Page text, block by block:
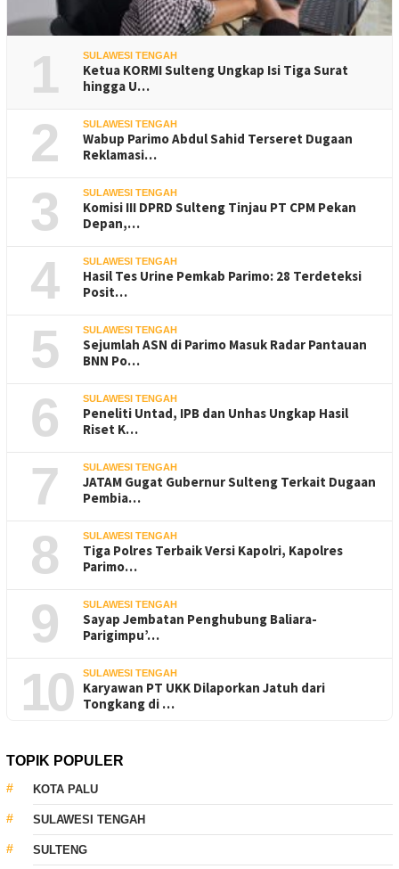
1 SULAWESI TENGAH
Ketua KORMI Sulteng Ungkap Isi Tiga Surat
hingga U…
2 SULAWESI TENGAH
Wabup Parimo Abdul Sahid Terseret Dugaan
Reklamasi…
3 SULAWESI TENGAH
Komisi III DPRD Sulteng Tinjau PT CPM Pekan
Depan,…
4 SULAWESI TENGAH
Hasil Tes Urine Pemkab Parimo: 28 Terdeteksi
Posit…
5 SULAWESI TENGAH
Sejumlah ASN di Parimo Masuk Radar Pantauan
BNN Po…
6 SULAWESI TENGAH
Peneliti Untad, IPB dan Unhas Ungkap Hasil
Riset K…
7 SULAWESI TENGAH
JATAM Gugat Gubernur Sulteng Terkait Dugaan
Pembia…
8 SULAWESI TENGAH
Tiga Polres Terbaik Versi Kapolri, Kapolres
Parimo…
9 SULAWESI TENGAH
Sayap Jembatan Penghubung Baliara-
Parigimpu’…
10 SULAWESI TENGAH
Karyawan PT UKK Dilaporkan Jatuh dari
Tongkang di …
TOPIK POPULER
KOTA PALU
SULAWESI TENGAH
SULTENG